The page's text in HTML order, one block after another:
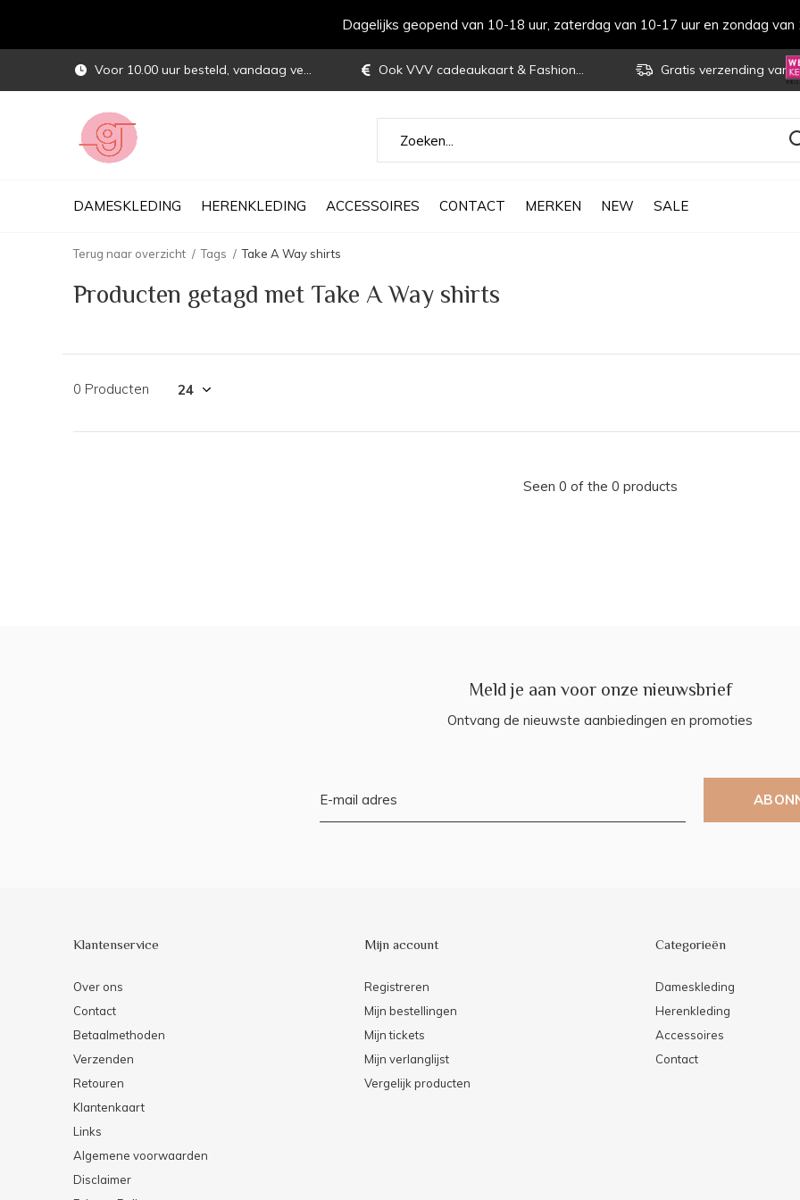
DAMESKLEDING HERENKLEDING ACCESSOIRES CONTACT MERKEN NEW SALE
Voor 10.00 uur besteld, vandaag verstuurd Ook VVV cadeaukaart & Fashioncheque Gratis verzending vanaf €
Dagelijks geopend van 10-18 uur, zaterdag van 10-17 uur en zondag van
Terug naar overzicht Tags Take A Way shirts
Producten getagd met Take A Way shirts
0 Producten
Seen 0 of the 0 products
Meld je aan voor onze nieuwsbrief
Ontvang de nieuwste aanbiedingen en promoties
Klantenservice
Over ons
Contact
Betaalmethoden
Verzenden
Retouren
Klantenkaart
Links
Algemene voorwaarden
Disclaimer
Mijn account
Registreren
Mijn bestellingen
Mijn tickets
Mijn verlanglijst
Vergelijk producten
Categorieën
Dameskleding
Herenkleding
Accessoires
Contact